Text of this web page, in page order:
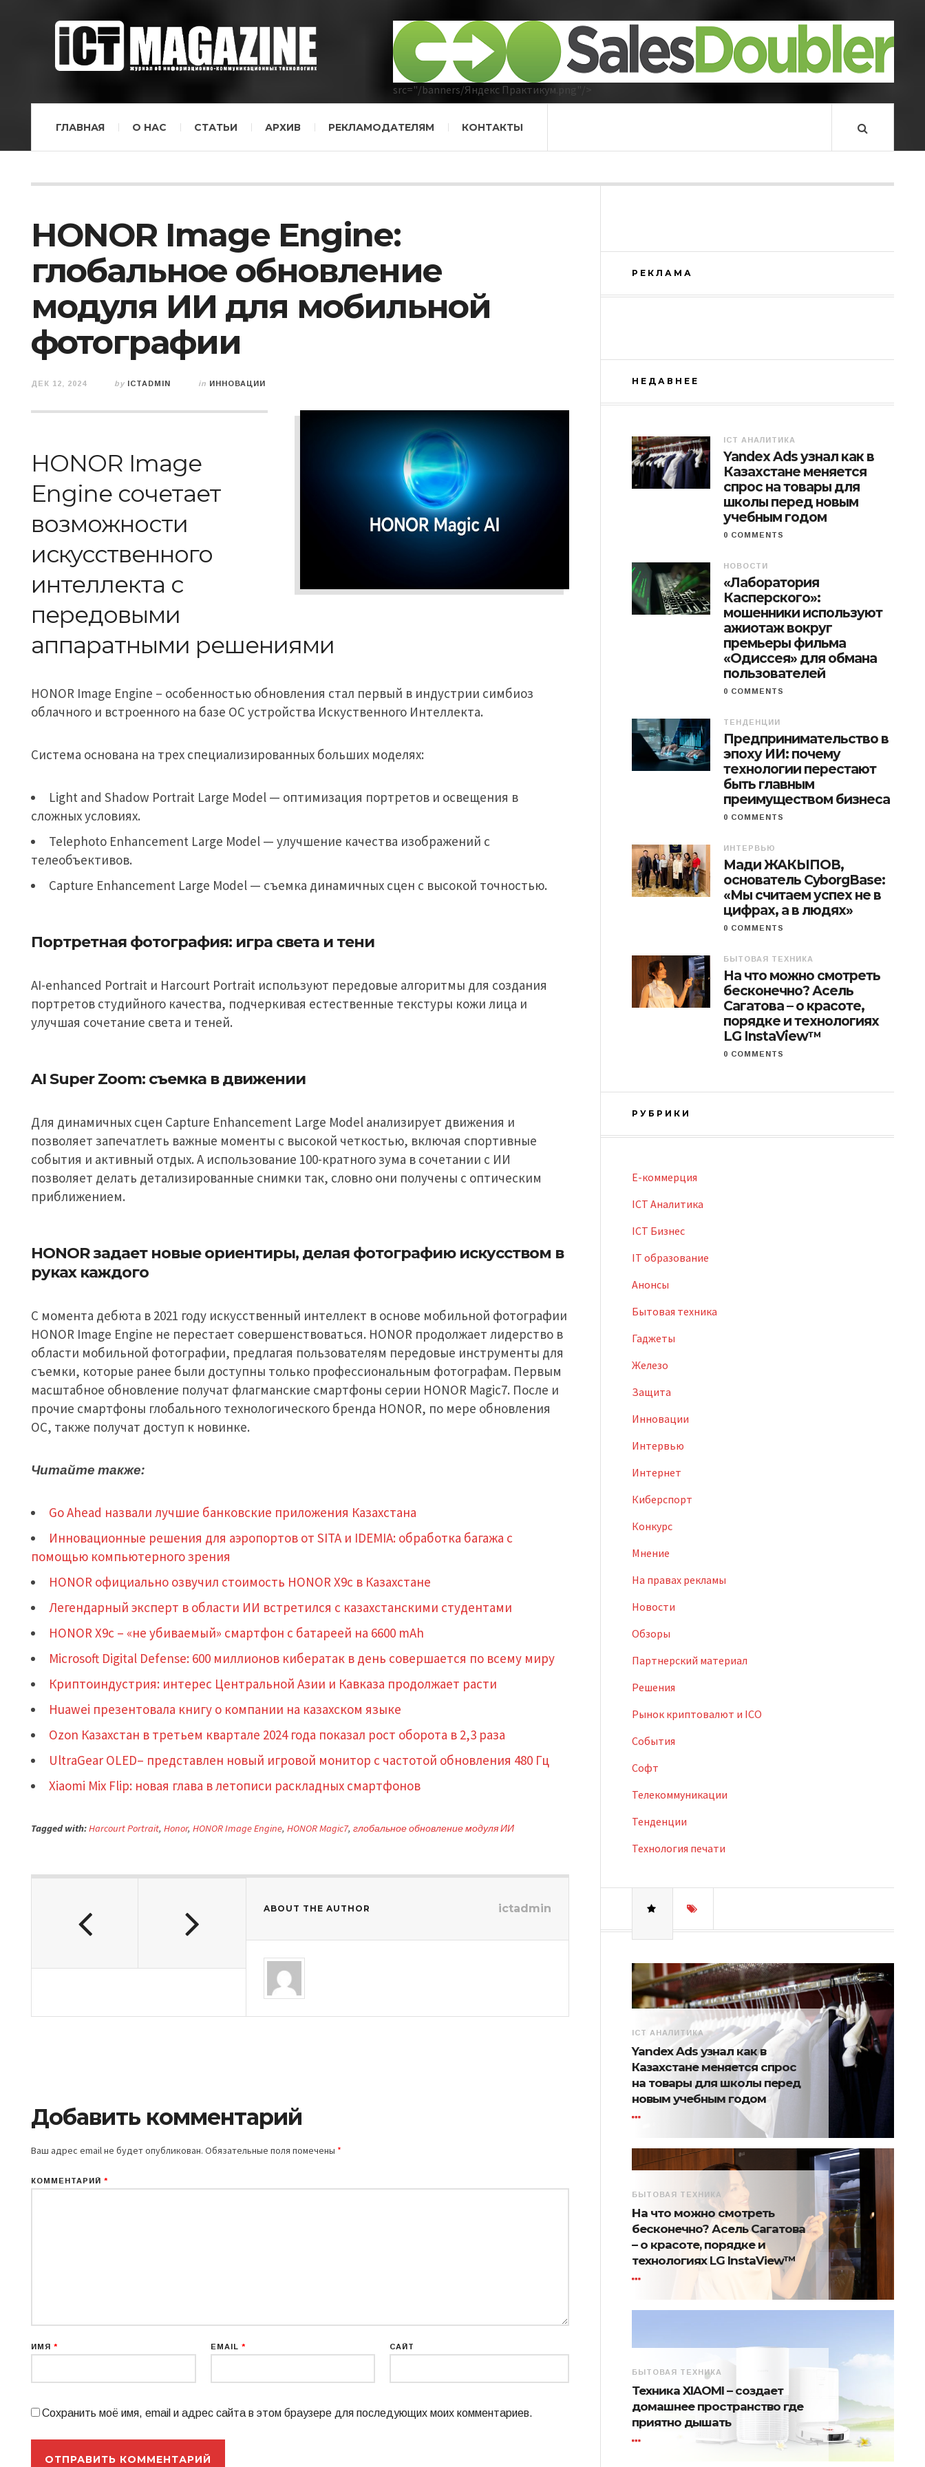
src="/banners/Яндекс Практикум.png"/>
ГЛАВНАЯ О НАС СТАТЬИ АРХИВ РЕКЛАМОДАТЕЛЯМ КОНТАКТЫ
HONOR Image Engine:
глобальное обновление
модуля ИИ для мобильной
фотографии
ДЕК 12, 2024 by ICTADMIN in ИННОВАЦИИ
HONOR Image
Engine сочетает
возможности
искусственного
интеллекта с
передовыми
аппаратными решениями
HONOR Image Engine – особенностью обновления стал первый в индустрии симбиоз
облачного и встроенного на базе ОС устройства Искуственного Интеллекта.
Система основана на трех специализированных больших моделях:
Light and Shadow Portrait Large Model — оптимизация портретов и освещения в
сложных условиях.
Telephoto Enhancement Large Model — улучшение качества изображений с
телеобъективов.
Capture Enhancement Large Model — съемка динамичных сцен с высокой точностью.
Портретная фотография: игра света и тени
AI-enhanced Portrait и Harcourt Portrait используют передовые алгоритмы для создания
портретов студийного качества, подчеркивая естественные текстуры кожи лица и
улучшая сочетание света и теней.
AI Super Zoom: съемка в движении
Для динамичных сцен Capture Enhancement Large Model анализирует движения и
позволяет запечатлеть важные моменты с высокой четкостью, включая спортивные
события и активный отдых. А использование 100-кратного зума в сочетании с ИИ
позволяет делать детализированные снимки так, словно они получены с оптическим
приближением.
HONOR задает новые ориентиры, делая фотографию искусством в
руках каждого
С момента дебюта в 2021 году искусственный интеллект в основе мобильной фотографии
HONOR Image Engine не перестает совершенствоваться. HONOR продолжает лидерство в
области мобильной фотографии, предлагая пользователям передовые инструменты для
съемки, которые ранее были доступны только профессиональным фотографам. Первым
масштабное обновление получат флагманские смартфоны серии HONOR Magic7. После и
прочие смартфоны глобального технологического бренда HONOR, по мере обновления
ОС, также получат доступ к новинке.
Читайте также:
Go Ahead назвали лучшие банковские приложения Казахстана
Инновационные решения для аэропортов от SITA и IDEMIA: обработка багажа с
помощью компьютерного зрения
HONOR официально озвучил стоимость HONOR X9c в Казахстане
Легендарный эксперт в области ИИ встретился с казахстанскими студентами
HONOR X9c – «не убиваемый» смартфон с батареей на 6600 mAh
Microsoft Digital Defense: 600 миллионов кибератак в день совершается по всему миру
Криптоиндустрия: интерес Центральной Азии и Кавказа продолжает расти
Huawei презентовала книгу о компании на казахском языке
Ozon Казахстан в третьем квартале 2024 года показал рост оборота в 2,3 раза
UltraGear OLED– представлен новый игровой монитор с частотой обновления 480 Гц
Xiaomi Mix Flip: новая глава в летописи раскладных смартфонов
Tagged with:Harcourt Portrait, Honor, HONOR Image Engine, HONOR Magic7, глобальное обновление модуля ИИ
ABOUT THE AUTHOR ictadmin
Добавить комментарий
Ваш адрес email не будет опубликован. Обязательные поля помечены *
КОММЕНТАРИЙ *
ИМЯ * EMAIL * САЙТ
Сохранить моё имя, email и адрес сайта в этом браузере для последующих моих комментариев.
РЕКЛАМА
НЕДАВНЕЕ
ICT АНАЛИТИКА
Yandex Ads узнал как в
Казахстане меняется
спрос на товары для
школы перед новым
учебным годом
0 COMMENTS
НОВОСТИ
«Лаборатория
Касперского»:
мошенники используют
ажиотаж вокруг
премьеры фильма
«Одиссея» для обмана
пользователей
0 COMMENTS
ТЕНДЕНЦИИ
Предпринимательство в
эпоху ИИ: почему
технологии перестают
быть главным
преимуществом бизнеса
0 COMMENTS
ИНТЕРВЬЮ
Мади ЖАКЫПОВ,
основатель CyborgBase:
«Мы считаем успех не в
цифрах, а в людях»
0 COMMENTS
БЫТОВАЯ ТЕХНИКА
На что можно смотреть
бесконечно? Асель
Сагатова – о красоте,
порядке и технологиях
LG InstaView™
0 COMMENTS
РУБРИКИ
E-коммерция
ICT Аналитика
ICT Бизнес
IT образование
Анонсы
Бытовая техника
Гаджеты
Железо
Защита
Инновации
Интервью
Интернет
Киберспорт
Конкурс
Мнение
На правах рекламы
Новости
Обзоры
Партнерский материал
Решения
Рынок криптовалют и ICO
События
Софт
Телекоммуникации
Тенденции
Технология печати
ICT АНАЛИТИКА
Yandex Ads узнал как в
Казахстане меняется спрос
на товары для школы перед
новым учебным годом
БЫТОВАЯ ТЕХНИКА
На что можно смотреть
бесконечно? Асель Сагатова
– о красоте, порядке и
технологиях LG InstaView™
БЫТОВАЯ ТЕХНИКА
Техника XIAOMI – создает
домашнее пространство где
приятно дышать